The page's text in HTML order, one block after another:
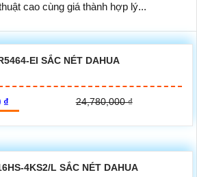
cao cùng giá thành hợp lý...
EI SẮC NÉT DAHUA
₫ 24,780,000 ₫
4KS2/L SẮC NÉT DAHUA